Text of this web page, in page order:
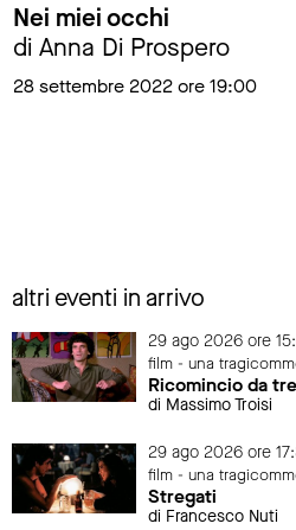
Nei miei occhi
di Anna Di Prospero
28 settembre 2022 ore 19:00
altri eventi in arrivo
29 ago 2026 ore
film - una
Ricomincio da tre
di Massimo Troisi
29 ago 2026 ore
film - una
Stregati
di Francesco Nuti